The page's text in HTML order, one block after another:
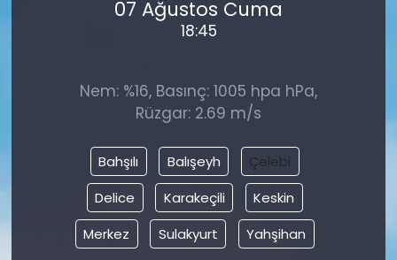
07 Ağustos Cuma
18:45
Nem: %16, Basınç: 1005 hpa hPa,
Rüzgar: 2.69 m/s
Bahşılı Balışeyh
Çelebi
Delice
Karakeçili
Keskin
Merkez
Sulakyurt Yahşihan